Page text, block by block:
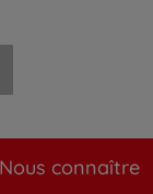
Nous connaître